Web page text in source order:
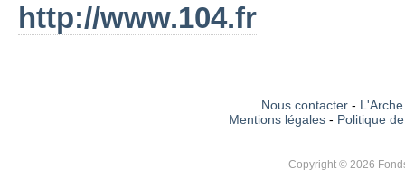
http://www.104.fr
Nous contacter-
Mentions légales - Politique
Copyright © 2026